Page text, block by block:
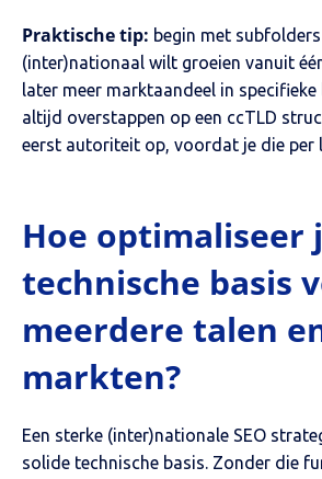
Praktische tip: begin met
(inter)nationaal wilt groeien vanuit
later meer marktaandeel in
altijd overstappen op een ccTLD
eerst autoriteit op, voordat je die per
Hoe optimaliseer
technische basis
meerdere talen
markten?
Een sterke (inter)nationale SEO
solide technische basis. Zonder die